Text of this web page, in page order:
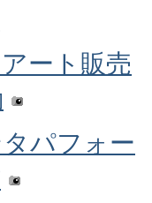
ート販売
パフォー